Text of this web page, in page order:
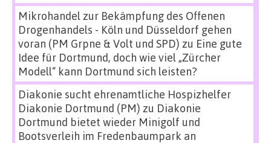
Mikrohandel zur Bekämpfung des Offenen
Drogenhandels - Köln und Düsseldorf gehen
voran (PM Grpne & Volt und SPD) zu Eine gute
Idee für Dortmund, doch wie viel „Zürcher
Modell“ kann Dortmund sich leisten?
Diakonie sucht ehrenamtliche Hospizhelfer
Diakonie Dortmund (PM) zu Diakonie
Dortmund bietet wieder Minigolf und
Bootsverleih im Fredenbaumpark an